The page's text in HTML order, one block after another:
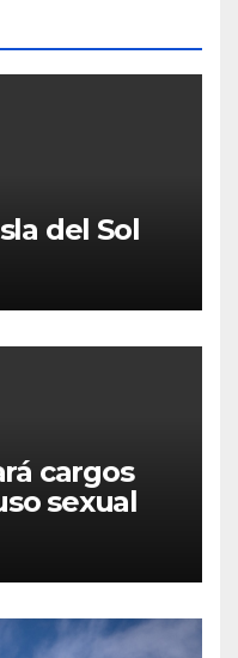
del Sol
cargos
sexual